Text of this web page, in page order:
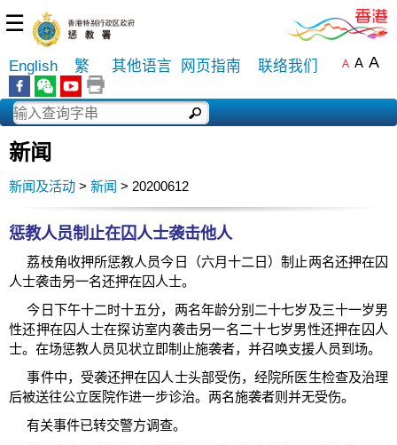
☰
English 繁 其他语言 网页指南 联络我们 A A A
新闻
新闻及活动 > 新闻 > 20200612
惩教人员制止在囚人士袭击他人
荔枝角收押所惩教人员今日（六月十二日）制止两名还押在囚
人士袭击另一名还押在囚人士。
今日下午十二时十五分，两名年龄分别二十七岁及三十一岁男
性还押在囚人士在探访室内袭击另一名二十七岁男性还押在囚人
士。在场惩教人员见状立即制止施袭者，并召唤支援人员到场。
事件中，受袭还押在囚人士头部受伤，经院所医生检查及治理
后被送往公立医院作进一步诊治。两名施袭者则并无受伤。
有关事件已转交警方调查。